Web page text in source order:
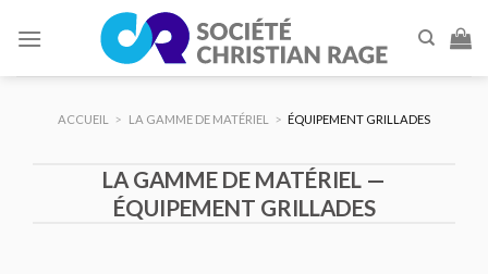
ACCUEIL > LA GAMME DE MATÉRIEL > ÉQUIPEMENT GRILLADES
LA GAMME DE MATÉRIEL —
ÉQUIPEMENT GRILLADES